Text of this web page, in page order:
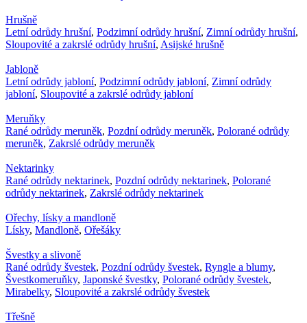
Hrušně
Letní odrůdy hrušní, Podzimní odrůdy hrušní, Zimní odrůdy hrušní,
Sloupovité a zakrslé odrůdy hrušní, Asijské hrušně
Jabloně
Letní odrůdy jabloní, Podzimní odrůdy jabloní, Zimní odrůdy
jabloní, Sloupovité a zakrslé odrůdy jabloní
Meruňky
Rané odrůdy meruněk, Pozdní odrůdy meruněk, Polorané odrůdy
meruněk, Zakrslé odrůdy meruněk
Nektarinky
Rané odrůdy nektarinek, Pozdní odrůdy nektarinek, Polorané
odrůdy nektarinek, Zakrslé odrůdy nektarinek
Ořechy, lísky a mandloně
Lísky, Mandloně, Ořešáky
Švestky a slivoně
Rané odrůdy švestek, Pozdní odrůdy švestek, Ryngle a blumy,
Švestkomeruňky, Japonské švestky, Polorané odrůdy švestek,
Mirabelky, Sloupovité a zakrslé odrůdy švestek
Třešně